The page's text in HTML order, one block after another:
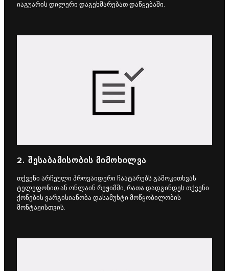
იაგუარის დილერი დაგეხმარებათ დაწყებაში.
2. ᲨᲔᲡᲐᲑᲐᲛᲘᲡᲝᲑᲘᲡ ᲛᲘᲛᲝᲮᲘᲚᲕᲐ
თქვენი არჩეული პროვაიდერი ჩაატარებს გამოკითხვას
ტელეფონით ან ონლაინ რეჟიმში, რათა დადგინდეს თქვენი
ქონების ვარგისიანობა დასამუხტი მოწყობილობის
მონტაჟისთვის.